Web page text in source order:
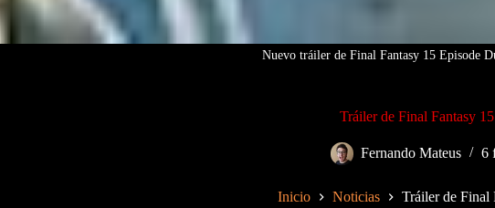
Nuevo tráiler de Final Fantasy 15 Episode
Tráiler de Final Fantasy
Fernando Mateus 6
Inicio Noticias Tráiler de Final